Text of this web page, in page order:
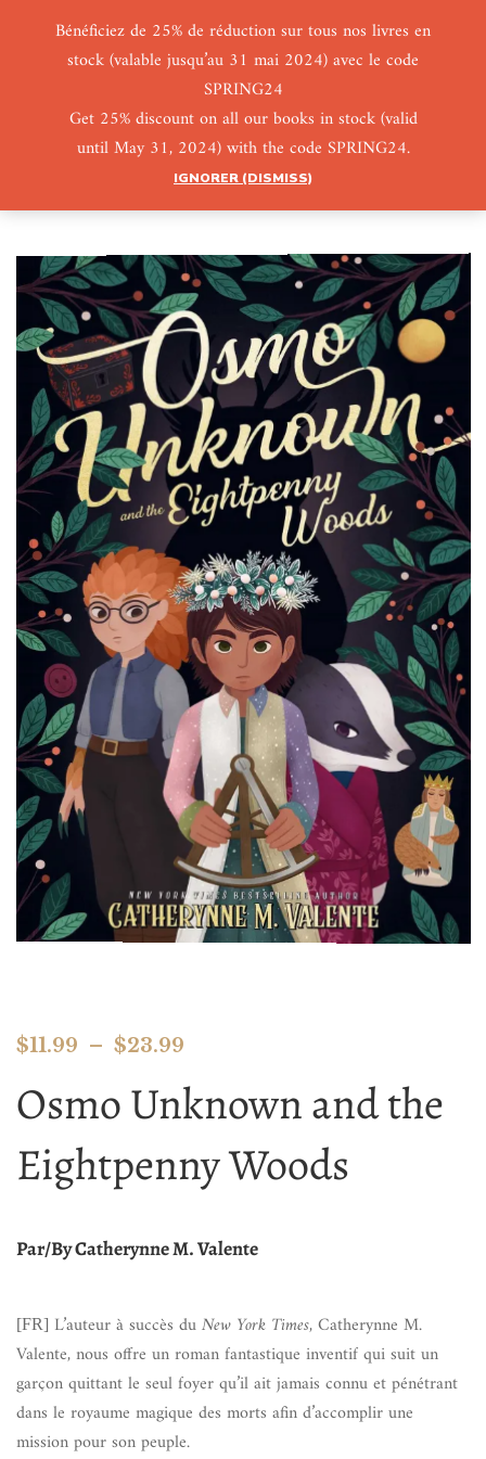
Bénéficiez de 25% de réduction sur tous nos livres en
stock (valable jusqu’au 31 mai 2024) avec le code
SPRING24
Get 25% discount on all our books in stock (valid
until May 31, 2024) with the code SPRING24.
IGNORER (DISMISS)
0 0
$11.99 – $23.99
Osmo Unknown and the
Eightpenny Woods
Par/ByCatherynne M. Valente
[FR] L’auteur à succès duNew York Times, Catherynne M.
Valente, nous offre un roman fantastique inventif qui suit un
garçon quittant le seul foyer qu’il ait jamais connu et pénétrant
dans le royaume magique des morts afin d’accomplir une
mission pour son peuple.